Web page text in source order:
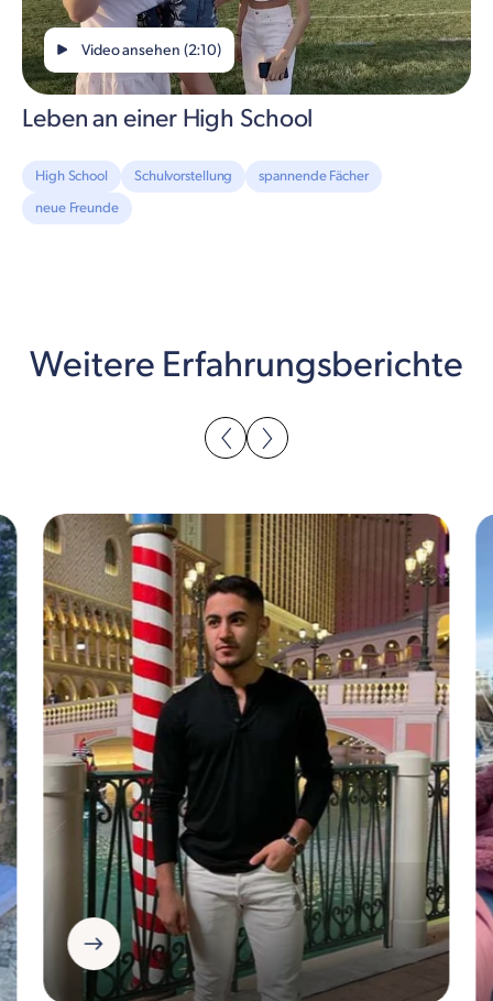
Video ansehen (2:10)
Leben an einer High School
High School Schulvorstellung
spannende Fächer
neue Freunde
Weitere Erfahrungsberichte